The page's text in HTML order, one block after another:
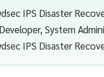
IPS Disaster
System
IPS Disaster